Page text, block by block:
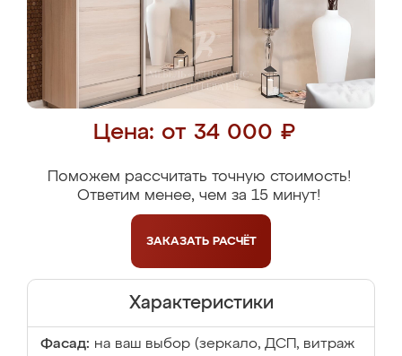
Цена: от 34 000 ₽
Поможем рассчитать точную стоимость!
Ответим менее, чем за 15 минут!
ЗАКАЗАТЬ РАСЧЁТ
Характеристики
Фасад: на ваш выбор (зеркало, ДСП, витраж